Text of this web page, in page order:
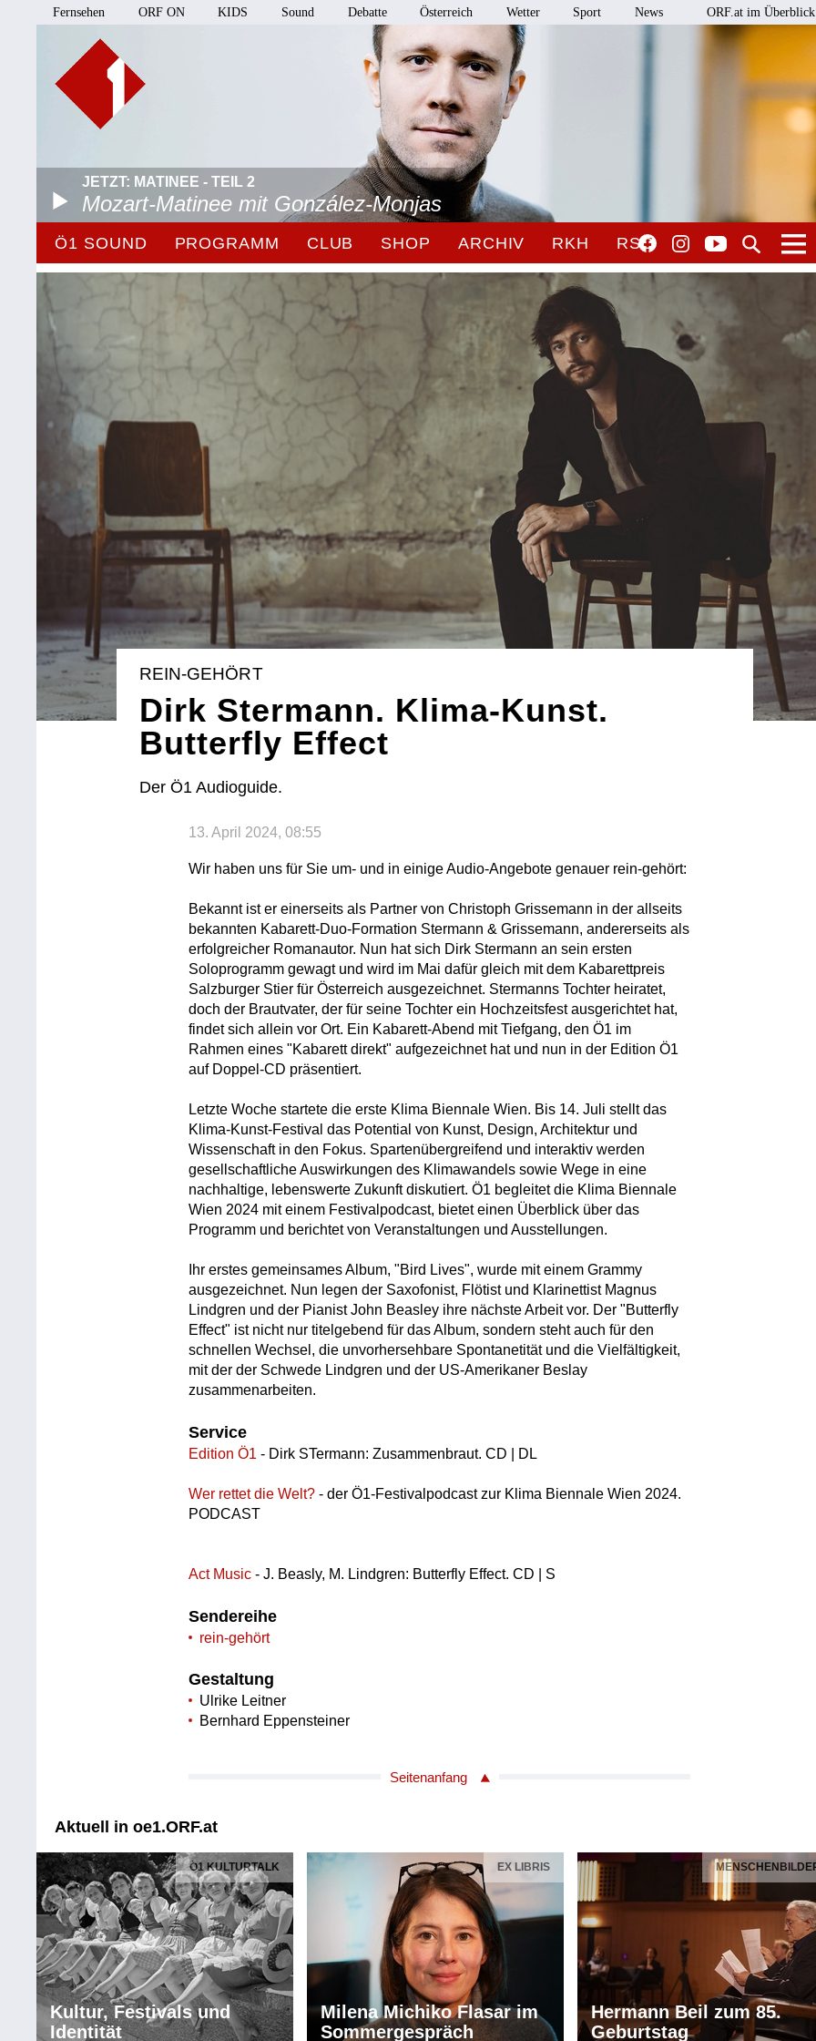
Fernsehen ORF ON KIDS Sound Debatte Österreich Wetter Sport News ORF.at im Überblick
JETZT: MATINEE - TEIL 2
Mozart-Matinee mit González-Monjas
Ö1 SOUND PROGRAMM CLUB SHOP ARCHIV RKH RSO
REIN-GEHÖRT
Dirk Stermann. Klima-Kunst.
Butterfly Effect
Der Ö1 Audioguide.
13. April 2024, 08:55
Wir haben uns für Sie um- und in einige Audio-Angebote genauer rein-gehört:
Bekannt ist er einerseits als Partner von Christoph Grissemann in der allseits
bekannten Kabarett-Duo-Formation Stermann & Grissemann, andererseits als
erfolgreicher Romanautor. Nun hat sich Dirk Stermann an sein ersten
Soloprogramm gewagt und wird im Mai dafür gleich mit dem Kabarettpreis
Salzburger Stier für Österreich ausgezeichnet. Stermanns Tochter heiratet,
doch der Brautvater, der für seine Tochter ein Hochzeitsfest ausgerichtet hat,
findet sich allein vor Ort. Ein Kabarett-Abend mit Tiefgang, den Ö1 im
Rahmen eines "Kabarett direkt" aufgezeichnet hat und nun in der Edition Ö1
auf Doppel-CD präsentiert.
Letzte Woche startete die erste Klima Biennale Wien. Bis 14. Juli stellt das
Klima-Kunst-Festival das Potential von Kunst, Design, Architektur und
Wissenschaft in den Fokus. Spartenübergreifend und interaktiv werden
gesellschaftliche Auswirkungen des Klimawandels sowie Wege in eine
nachhaltige, lebenswerte Zukunft diskutiert. Ö1 begleitet die Klima Biennale
Wien 2024 mit einem Festivalpodcast, bietet einen Überblick über das
Programm und berichtet von Veranstaltungen und Ausstellungen.
Ihr erstes gemeinsames Album, "Bird Lives", wurde mit einem Grammy
ausgezeichnet. Nun legen der Saxofonist, Flötist und Klarinettist Magnus
Lindgren und der Pianist John Beasley ihre nächste Arbeit vor. Der "Butterfly
Effect" ist nicht nur titelgebend für das Album, sondern steht auch für den
schnellen Wechsel, die unvorhersehbare Spontanetität und die Vielfältigkeit,
mit der der Schwede Lindgren und der US-Amerikaner Beslay
zusammenarbeiten.
Service
Edition Ö1 - Dirk STermann: Zusammenbraut. CD | DL
Wer rettet die Welt? - der Ö1-Festivalpodcast zur Klima Biennale Wien 2024.
PODCAST
Act Music - J. Beasly, M. Lindgren: Butterfly Effect. CD | S
Sendereihe
rein-gehört
Gestaltung
Ulrike Leitner
Bernhard Eppensteiner
Seitenanfang
Aktuell in oe1.ORF.at
Ö1 KULTURTALK
Kultur, Festivals und
Identität
EX LIBRIS
Milena Michiko Flasar im
Sommergespräch
Hermann Beil zum 85.
Geburtstag